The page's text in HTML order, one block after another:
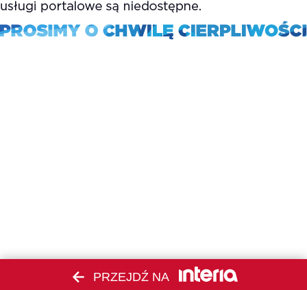
PRZEJDŹ NA